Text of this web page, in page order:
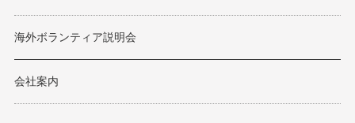
海外ボランティア説明会
会社案内